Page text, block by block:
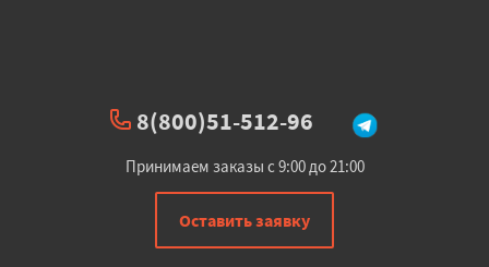
8(800)51-512-96
Принимаем заказы с 9:00 до 21:00
Оставить заявку